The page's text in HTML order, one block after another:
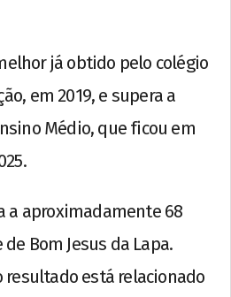
já obtido pelo colégio
em 2019, e supera a
Médio, que ficou em
a aproximadamente 68
Bom Jesus da Lapa.
resultado está relacionado